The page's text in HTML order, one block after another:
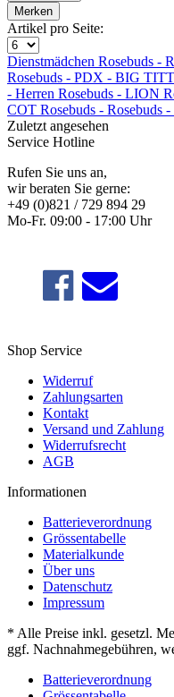
Merken
Artikel pro Seite:
Dienstmädchen Rosebuds -
Rosebuds - PDX - BIG
- Herren Rosebuds - LION
COT Rosebuds - Rosebuds -
Zuletzt angesehen
Service Hotline
Rufen Sie uns an,
wir beraten Sie gerne:
+49 (0)821 / 729 894 29
Mo-Fr. 09:00 - 17:00 Uhr
Shop Service
Widerruf
Zahlungsarten
Kontakt
Versand und Zahlung
Widerrufsrecht
AGB
Informationen
Batterieverordnung
Grössentabelle
Materialkunde
Über uns
Datenschutz
Impressum
* Alle Preise inkl. gesetzl.
ggf. Nachnahmegebühren,
Batterieverordnung